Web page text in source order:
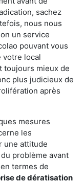
sachez
nous nous
un service
pouvant vous
votre local
toujours mieux de
plus judicieux de
après
mesures
les
une attitude
problème avant
termes de
de dératisation